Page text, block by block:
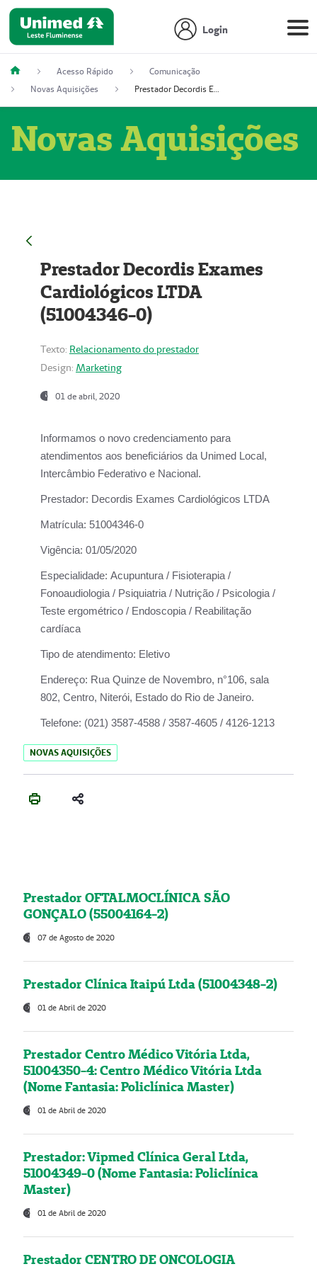
Login
Acesso Rápido
Comunicação
Novas Aquisições
Prestador Decordis Exames Cardiológicos LTDA (51004346-0)
Novas Aquisições
Prestador Decordis Exames
Cardiológicos LTDA
(51004346-0)
Texto: Relacionamento do prestador
Design: Marketing
01 de abril, 2020
Informamos o novo credenciamento para
atendimentos aos beneficiários da Unimed Local,
Intercâmbio Federativo e Nacional.
Prestador: Decordis Exames Cardiológicos LTDA
Matrícula: 51004346-0
Vigência: 01/05/2020
Especialidade: Acupuntura / Fisioterapia /
Fonoaudiologia / Psiquiatria / Nutrição / Psicologia /
Teste ergométrico / Endoscopia / Reabilitação
cardíaca
Tipo de atendimento: Eletivo
Endereço: Rua Quinze de Novembro, n°106, sala
802, Centro, Niterói, Estado do Rio de Janeiro.
Telefone: (021) 3587-4588 / 3587-4605 / 4126-1213
NOVAS AQUISIÇÕES
Prestador OFTALMOCLÍNICA SÃO
GONÇALO (55004164-2)
07 de Agosto de 2020
Prestador Clínica Itaipú Ltda (51004348-2)
01 de Abril de 2020
Prestador Centro Médico Vitória Ltda,
51004350-4: Centro Médico Vitória Ltda
(Nome Fantasia: Policlínica Master)
01 de Abril de 2020
Prestador: Vipmed Clínica Geral Ltda,
51004349-0 (Nome Fantasia: Policlínica
Master)
01 de Abril de 2020
Prestador CENTRO DE ONCOLOGIA